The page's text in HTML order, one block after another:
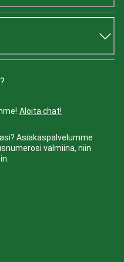
Aloita chat!
Asiakaspalvelumme
valmiina, niin